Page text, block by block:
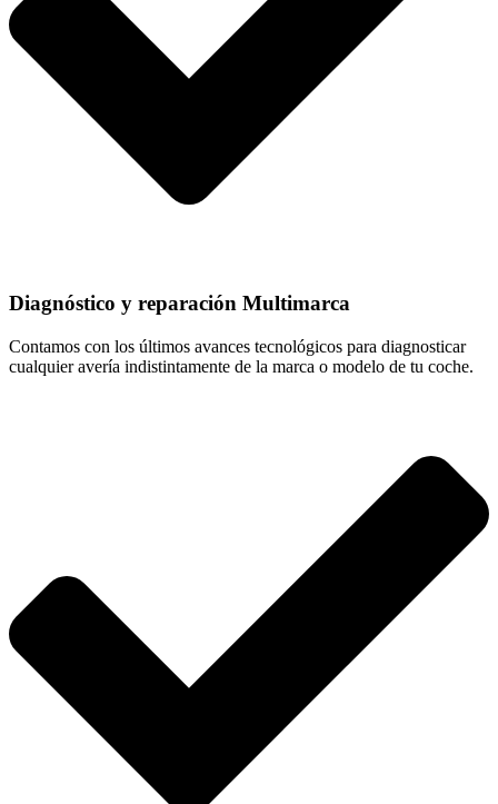
Diagnóstico y reparación Multimarca
Contamos con los últimos avances tecnológicos para diagnosticar
cualquier avería indistintamente de la marca o modelo de tu coche.